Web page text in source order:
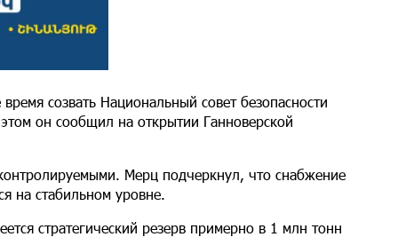
созвать Национальный совет безопасности
он сообщил на открытии Ганноверской
Мерц подчеркнул, что снабжение
на стабильном уровне.
стратегический резерв примерно в 1 млн тонн